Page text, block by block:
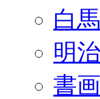
白
明
書